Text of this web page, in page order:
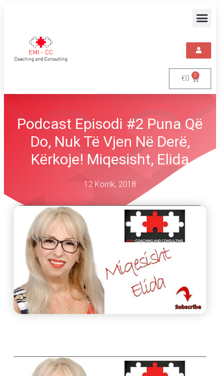
€0 0
Podcast Episodi #2 Puna Që
Do, Nuk Të Vjen Në Derë,
Kërkoje! Miqesisht, Elida
12 Korrik, 2018